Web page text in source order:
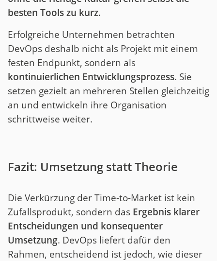
besten Tools zu kurz.
Erfolgreiche Unternehmen betrachten
DevOps deshalb nicht als Projekt mit einem
festen Endpunkt, sondern als
kontinuierlichen Entwicklungsprozess. Sie
setzen gezielt an mehreren Stellen gleichzeitig
an und entwickeln ihre Organisation
schrittweise weiter.
Fazit: Umsetzung statt Theorie
Die Verkürzung der Time-to-Market ist kein
Zufallsprodukt, sondern das Ergebnis klarer
Entscheidungen und konsequenter
Umsetzung. DevOps liefert dafür den
Rahmen, entscheidend ist jedoch, wie dieser